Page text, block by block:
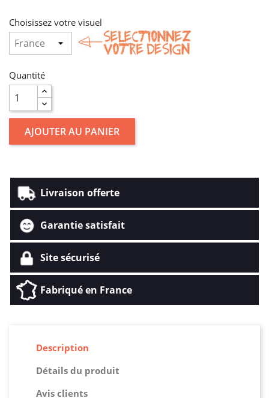
Choisissez votre visuel
Quantité
AJOUTER AU PANIER
Livraison offerte
Garantie satisfait
Site sécurisé
Fabriqué en France
Description
Détails du produit
Avis clients